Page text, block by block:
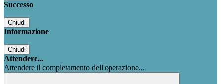
Successo
Chiudi
Informazione
Chiudi
Attendere...
Attendere il completamento dell'operazione...